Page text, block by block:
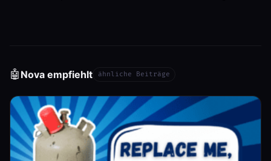
🤖 Nova empfiehlt ähnliche Beiträge